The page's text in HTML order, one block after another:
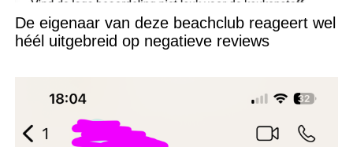
De eigenaar van deze beachclub reageert wel
héél uitgebreid op negatieve reviews